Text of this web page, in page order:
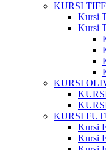
KURSI
Kursi
Kursi
KURSI
KURSI
Kursi
Kursi